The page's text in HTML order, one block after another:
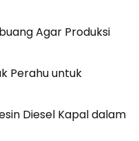
Agar Produksi
Perahu untuk
Diesel Kapal dalam